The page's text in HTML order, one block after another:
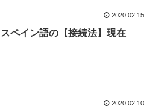
2020.02.15
スペイン語の【接続法】現在
2020.02.10